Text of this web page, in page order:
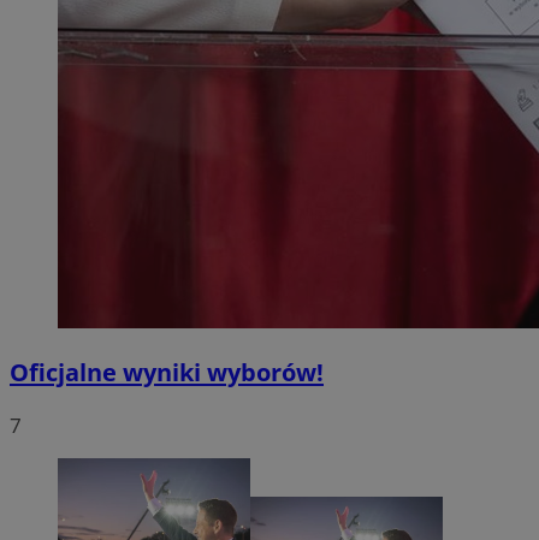
Oficjalne wyniki wyborów!
7